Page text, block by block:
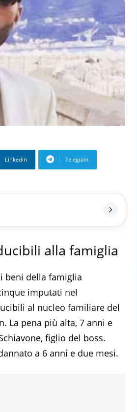
Linkedin Telegram
alla famiglia
beni della famiglia
imputati nel
al nucleo familiare del
La pena più alta, 7 anni e
figlio del boss.
a 6 anni e due mesi.